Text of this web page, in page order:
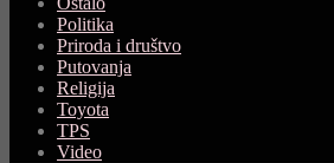
Politika
Priroda i društvo
Putovanja
Religija
Toyota
TPS
Video